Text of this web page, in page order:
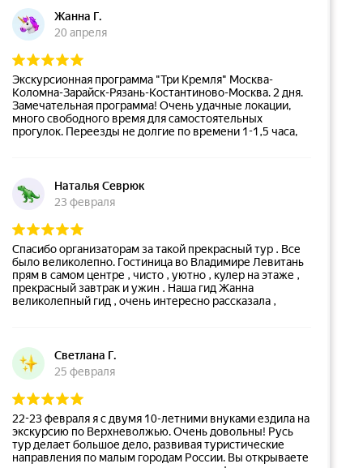
реконструкции, а так порадовало в названиях вывески
под старину, несмотря на дождь все прошло на ура,
посетили пивоварню местную. Обратная дорога без
особых приключений практически по плану вернулись
в Москву водитель отличный, поездкой довольны.
Спасибо нашему менеджеру Виктории за подбор тура и
терпеливость к нашим хотелкам
Жанна Г.
20 апреля
Экскурсионная программа "Три Кремля" Москва-
Коломна-Зарайск-Рязань-Костантиново-Москва. 2 дня.
Замечательная программа! Очень удачные локации,
много свободного время для самостоятельных
прогулок. Переезды не долгие по времени 1-1,5 часа,
номерах полных набор в ванной, халат, тапочки и т.п.
Завтрак - шведский стол. По дороги обедали в кафе.
Обслуживали быстро, без задержек, еда хорошая.
Спасибо экскурсоводу-координатору группы Сергею.
Ответственный, организованный, все организационные
вопросы заранее продумывает и растолковывает,
напоминает. Хороший рассказчик и добродушный
человек. Отдельно очень хочется отметить
экскурсовода из Рязани. Очень грамотная речь,
повествование продумано, без неуместных шуток-
Огромное спасибо за профессиональный подход и
душевное повествование. Поездка прошла по
расписанию, спокойно и комфортно. Рекомендую!
Очень красивые природные места.
Наталья Севрюк
23 февраля
Спасибо организаторам за такой прекрасный тур . Все
было великолепно. Гостиница во Владимире Левитань
прям в самом центре , чисто , уютно , кулер на этаже ,
прекрасный завтрак и ужин . Наша гид Жанна
великолепный гид , очень интересно рассказала ,
профессионалы своего дела . Было весело, интересно ,
познавательно. Всем большое спасибо .
Светлана Г.
25 февраля
22-23 февраля я с двумя 10-летними внуками ездила на
экскурсию по Верхневолжью. Очень довольны! Русь
тур делает большое дело, развивая туристические
направления по малым городам России. Вы открываете